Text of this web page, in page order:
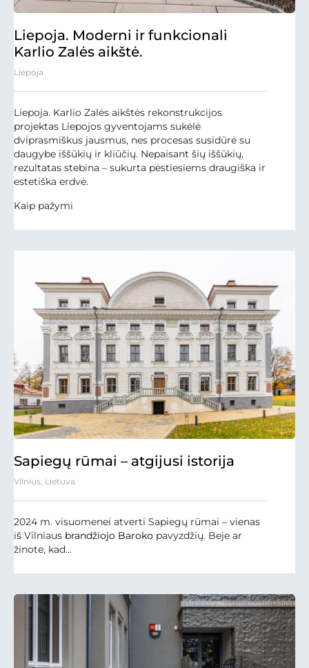
Liepoja. Moderni ir funkcionali
Karlio Zalės aikštė.
Liepoja
Liepoja. Karlio Zalės aikštės rekonstrukcijos
projektas Liepojos gyventojams sukėlė
dviprasmiškus jausmus, nes procesas susidūrė su
daugybe iššūkių ir kliūčių. Nepaisant šių iššūkių,
rezultatas stebina – sukurta pėstiesiems draugiška ir
estetiška erdvė.
Kaip pažymi
Sapiegų rūmai – atgijusi istorija
Vilnius, Lietuva
2024 m. visuomenei atverti Sapiegų rūmai – vienas
iš Vilniaus brandžiojo Baroko pavyzdžių. Beje ar
žinote, kad...